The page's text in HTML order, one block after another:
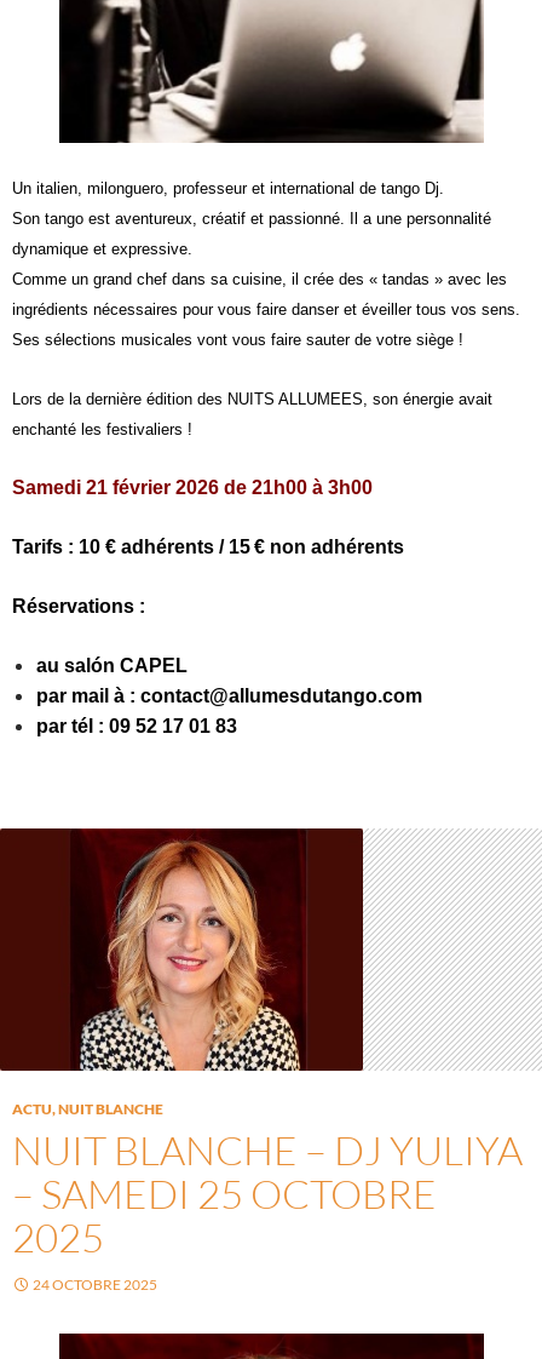
Un italien, milonguero, professeur et international de tango Dj.
Son tango est aventureux, créatif et passionné. Il a une personnalité
dynamique et expressive.
Comme un grand chef dans sa cuisine, il crée des « tandas » avec les
ingrédients nécessaires pour vous faire danser et éveiller tous vos sens.
Ses sélections musicales vont vous faire sauter de votre siège !
Lors de la dernière édition des NUITS ALLUMEES, son énergie avait
enchanté les festivaliers !
Samedi 21 février 2026 de 21h00 à 3h00
Tarifs : 10 € adhérents / 15 € non adhérents
Réservations :
au salón CAPEL
par mail à : contact@allumesdutango.com
par tél : 09 52 17 01 83
ACTU,NUIT BLANCHE
NUIT BLANCHE – DJ YULIYA
– SAMEDI 25 OCTOBRE
2025
24 OCTOBRE 2025